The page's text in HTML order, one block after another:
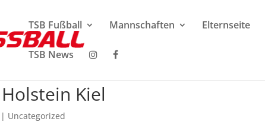
TSB Fußball Mannschaften Elternseite
TSB News
Kiel
| Uncategorized